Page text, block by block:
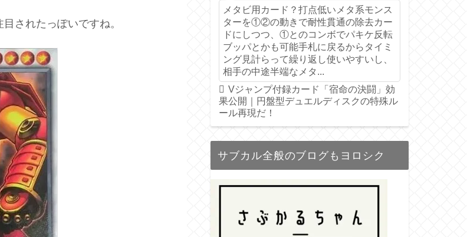
されたっぽいですね。
メタビ用カード？打点低いメタ系モンス
ターを①②の動きで耐性貫通の除去カー
ドにしつつ、①とのコンボでパキケ反転
ブッパとかも可能手札に戻るからタイミ
ング見計らって繰り返し使いやすいし、
相手の中途半端なメタ...
Vジャンプ付録カード「宿命の決闘」効
果公開｜円盤型デュエルディスクの特殊ル
ール再現だ！
サブカル全般のブログもヨロシク